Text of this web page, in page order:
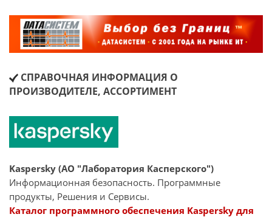
СПРАВОЧНАЯ ИНФОРМАЦИЯ О
ПРОИЗВОДИТЕЛЕ, АССОРТИМЕНТ
Kaspersky (АО "Лаборатория Касперского")
Информационная безопасность. Программные
продукты, Решения и Сервисы.
Каталог программного обеспечения Kaspersky для